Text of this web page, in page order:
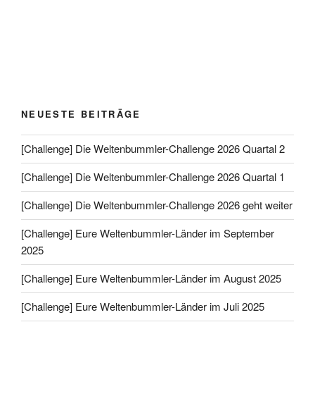
NEUESTE BEITRÄGE
[Challenge] Die Weltenbummler-Challenge 2026 Quartal 2
[Challenge] Die Weltenbummler-Challenge 2026 Quartal 1
[Challenge] Die Weltenbummler-Challenge 2026 geht weiter
[Challenge] Eure Weltenbummler-Länder im September
2025
[Challenge] Eure Weltenbummler-Länder im August 2025
[Challenge] Eure Weltenbummler-Länder im Juli 2025